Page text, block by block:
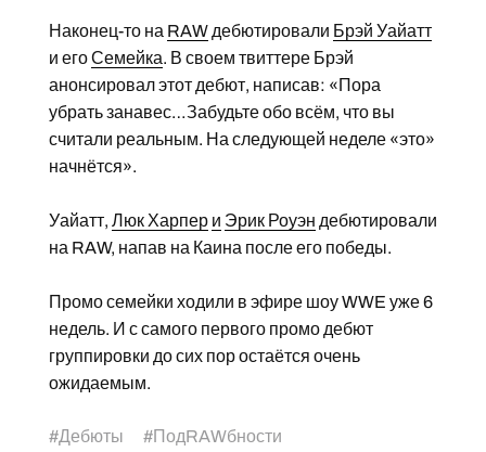
Наконец-то на RAWдебютировали Брэй Уайатт
и егоСемейка. В своем твиттере Брэй
анонсировал этот дебют, написав: «Пора
убрать занавес…Забудьте обо всём, что вы
считали реальным. На следующей неделе «это»
начнётся».
Уайатт, Люк Харпер и Эрик Роуэн дебютировали
на RAW, напав на Каина после его победы.
Промо семейки ходили в эфире шоу WWE уже 6
недель. И с самого первого промо дебют
группировки до сих пор остаётся очень
ожидаемым.
#Дебюты #ПодRAWбности